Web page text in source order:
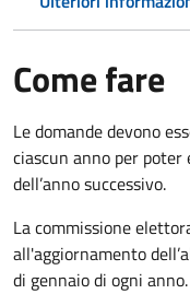
Come fare
Le domandedevono
ciascun anno per poter
dell’anno successivo.
La commissione
all'aggiornamento
di gennaio di ogni anno.